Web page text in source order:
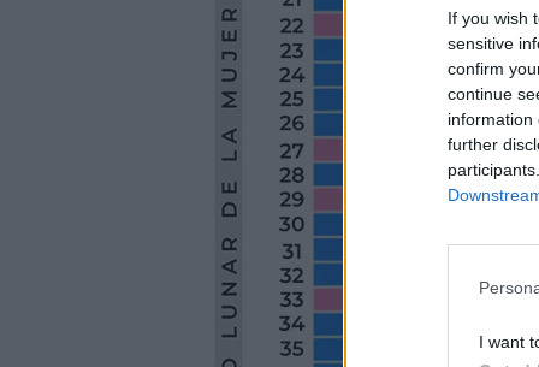
If you wish
sensitive
confirm
continue
information
further
I want
¿El lugar donde vivo influye en el calendario chino